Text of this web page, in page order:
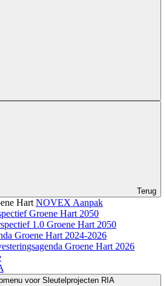
Terug
Hart NOVEX Aanpak
Groene Hart 2050
1.0 Groene Hart 2050
Groene Hart 2024-2026
Groene Hart 2026
voor Sleutelprojecten RIA